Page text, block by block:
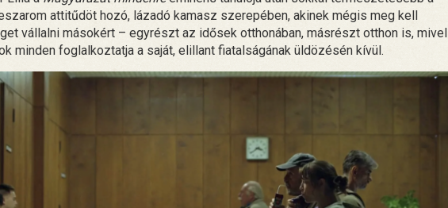
attitűdöt hozó, lázadó kamasz szerepében, akinek mégis meg kell
vállalni másokért – egyrészt az idősek otthonában, másrészt otthon is, mivel
minden foglalkoztatja a saját, elillant fiatalságának üldözésén kívül.